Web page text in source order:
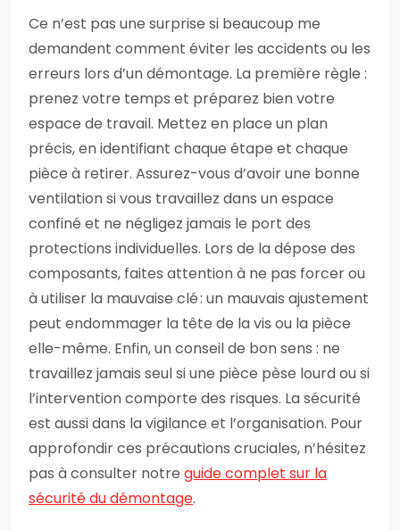
Ce n’est pas une surprise si beaucoup me
demandent comment éviter les accidents ou les
erreurs lors d’un démontage. La première règle :
prenez votre temps et préparez bien votre
espace de travail. Mettez en place un plan
précis, en identifiant chaque étape et chaque
pièce à retirer. Assurez-vous d’avoir une bonne
ventilation si vous travaillez dans un espace
confiné et ne négligez jamais le port des
protections individuelles. Lors de la dépose des
composants, faites attention à ne pas forcer ou
à utiliser la mauvaise clé : un mauvais ajustement
peut endommager la tête de la vis ou la pièce
elle-même. Enfin, un conseil de bon sens : ne
travaillez jamais seul si une pièce pèse lourd ou si
l’intervention comporte des risques. La sécurité
est aussi dans la vigilance et l’organisation. Pour
approfondir ces précautions cruciales, n’hésitez
pas à consulter notre guide complet sur la
sécurité du démontage.